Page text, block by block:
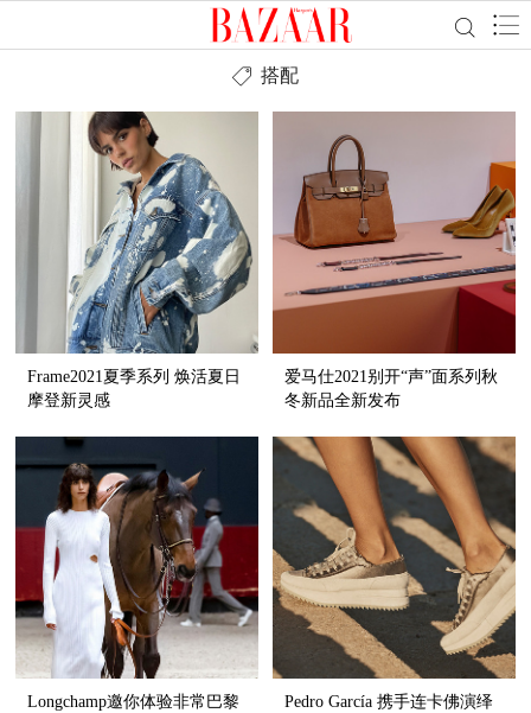
搭配
Frame2021夏季系列 焕活夏日
摩登新灵感
爱马仕2021别开“声”面系列秋
冬新品全新发布
Longchamp邀你体验非常巴黎
Pedro García 携手连卡佛演绎